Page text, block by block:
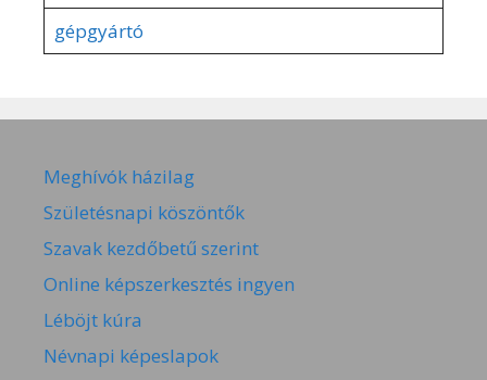
gépgyártó
Meghívók házilag
Születésnapi köszöntők
Szavak kezdőbetű szerint
Online képszerkesztés ingyen
Léböjt kúra
Névnapi képeslapok